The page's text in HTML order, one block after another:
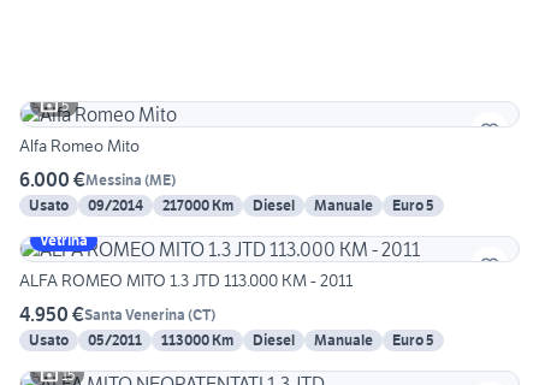
5
Alfa Romeo Mito
6.000 €Messina (ME)
Usato
09/2014 217000 Km Diesel Manuale
Euro 5
Vetrina
ALFA ROMEO MITO 1.3 JTD 113.000 KM - 2011
4.950 €Santa Venerina (CT)
Usato
05/2011 113000 Km Diesel Manuale
Euro 5
15